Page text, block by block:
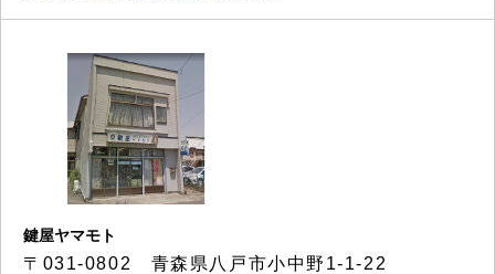
鍵屋ヤマモト
〒031-0802 青森県八戸市小中野1-1-22